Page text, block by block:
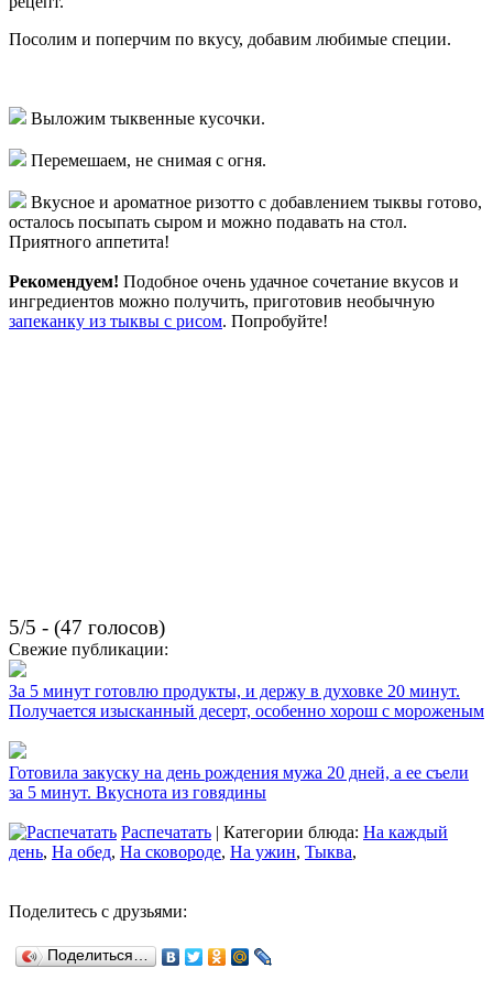
Посолим и поперчим по вкусу, добавим любимые специи.
Выложим тыквенные кусочки.
Перемешаем, не снимая с огня.
Вкусное и ароматное ризотто с добавлением тыквы готово,
осталось посыпать сыром и можно подавать на стол.
Приятного аппетита!
Рекомендуем! Подобное очень удачное сочетание вкусов и
ингредиентов можно получить, приготовив необычную
запеканку из тыквы с рисом. Попробуйте!
5/5 - (47 голосов)
Свежие публикации:
За 5 минут готовлю продукты, и держу в духовке 20 минут.
Получается изысканный десерт, особенно хорош с мороженым
Готовила закуску на день рождения мужа 20 дней, а ее съели
за 5 минут. Вкуснота из говядины
Распечатать | Категории блюда: На каждый
день, На обед, На сковороде, На ужин, Тыква,
Поделитесь с друзьями:
Поделиться…